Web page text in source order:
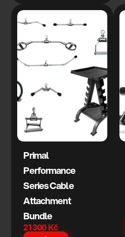
Primal
Performance
Series Cable
Attachment
Bundle
21 300 Kč